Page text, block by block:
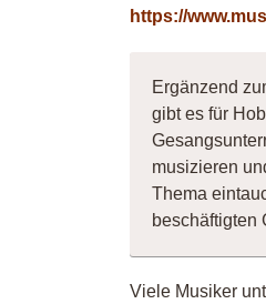
https://
Ergänzend
gibt es für
musizieren
Thema
beschäftigten
Viele Musiker